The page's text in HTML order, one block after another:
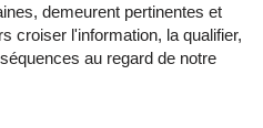
demeurent pertinentes et
croiser l'information, la qualifier,
au regard de notre